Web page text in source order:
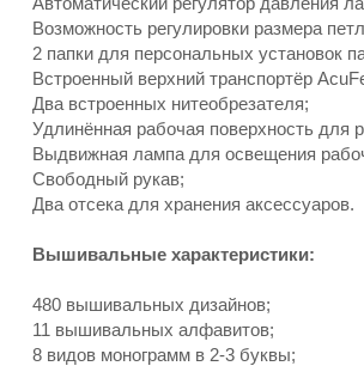
Возможность регулировки размера
2 папки для персональных установок
Встроенный верхний транспортёр
Два встроенных нитеобрезателя;
Удлинённая рабочая поверхность для
Выдвижная лампа для освещения
Свободный рукав;
Два отсека для хранения аксессуаров.
Вышивальные характеристики:
480 вышивальных дизайнов;
11 вышивальных алфавитов;
8 видов монограмм в 2-3 буквы;